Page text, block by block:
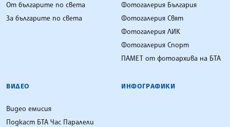
От българите по света
За българите по света
Фотогалерия България
Фотогалерия Свят
Фотогалерия ЛИК
Фотогалерия Спорт
ПАМЕТ от фотоархива на БТА
ВИДЕО
Видео емисия
Подкаст БТА Час Паралели
ИНФОГРАФИКИ